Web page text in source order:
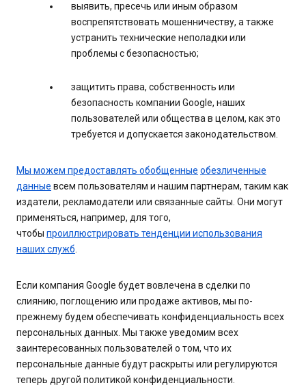
выявить, пресечь или иным образом
воспрепятствовать мошенничеству, а также
устранить технические неполадки или
проблемы с безопасностью;
защитить права, собственность или
безопасность компании Google, наших
пользователей или общества в целом, как это
требуется и допускается законодательством.
Мы можем предоставлять обобщенные обезличенные
данные всем пользователям и нашим партнерам, таким как
издатели, рекламодатели или связанные сайты. Они могут
применяться, например, для того,
чтобы проиллюстрировать тенденции использования
наших служб.
Если компания Google будет вовлечена в сделки по
слиянию, поглощению или продаже активов, мы по-
прежнему будем обеспечивать конфиденциальность всех
персональных данных. Мы также уведомим всех
заинтересованных пользователей о том, что их
персональные данные будут раскрыты или регулируются
теперь другой политикой конфиденциальности.